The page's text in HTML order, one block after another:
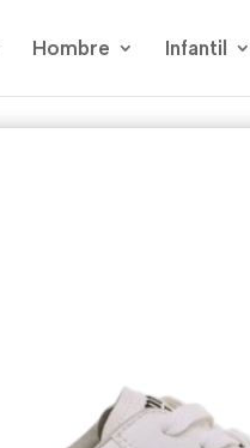
Hombre Infantil